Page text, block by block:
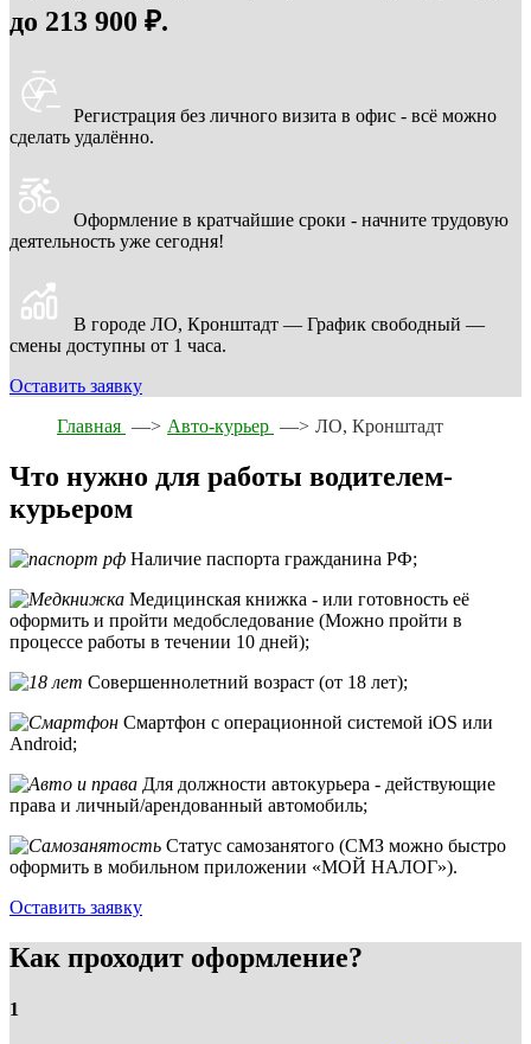
до 213 900 ₽.
Регистрация без личного визита в офис - всё можно
сделать удалённо.
Оформление в кратчайшие сроки - начните трудовую
деятельность уже сегодня!
В городе ЛО, Кронштадт — График свободный —
смены доступны от 1 часа.
Оставить заявку
Главная —> Авто-курьер —> ЛО, Кронштадт
Что нужно для работы водителем-
курьером
Наличие паспорта гражданина РФ;
Медицинская книжка - или готовность её
оформить и пройти медобследование (Можно пройти в
процессе работы в течении 10 дней);
Совершеннолетний возраст (от 18 лет);
Смартфон с операционной системой iOS или
Android;
Для должности автокурьера - действующие
права и личный/арендованный автомобиль;
Статус самозанятого (СМЗ можно быстро
оформить в мобильном приложении «МОЙ НАЛОГ»).
Оставить заявку
Как проходит оформление?
1